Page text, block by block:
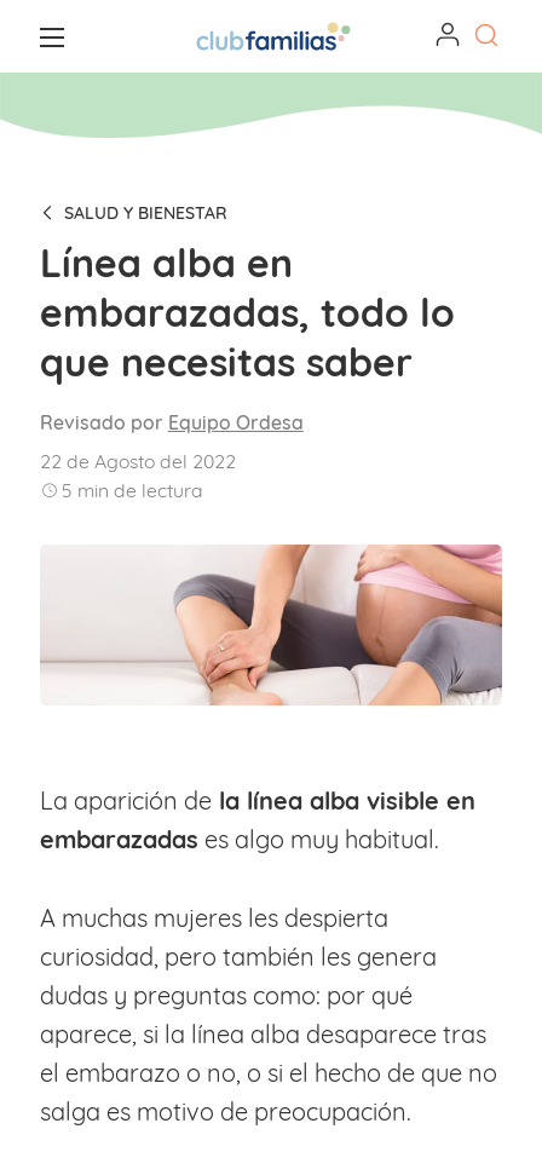
SALUD Y BIENESTAR
Línea alba en
embarazadas, todo lo
que necesitas saber
Revisado por Equipo Ordesa
22 de Agosto del 2022
5 min de lectura
La aparición dela línea alba visible en
embarazadas es algo muy habitual.
A muchas mujeres les despierta
curiosidad, pero también les genera
dudas y preguntas como: por qué
aparece, si la línea alba desaparece tras
el embarazo o no, o si el hecho de que no
salga es motivo de preocupación.